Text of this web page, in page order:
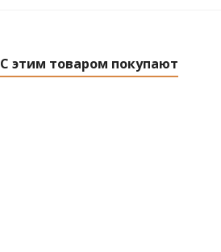
С этим товаром покупают